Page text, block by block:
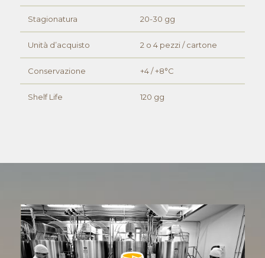
Stagionatura 20-30 gg
Unità d’acquisto 2 o 4 pezzi / cartone
Conservazione +4 / +8°C
Shelf Life 120 gg